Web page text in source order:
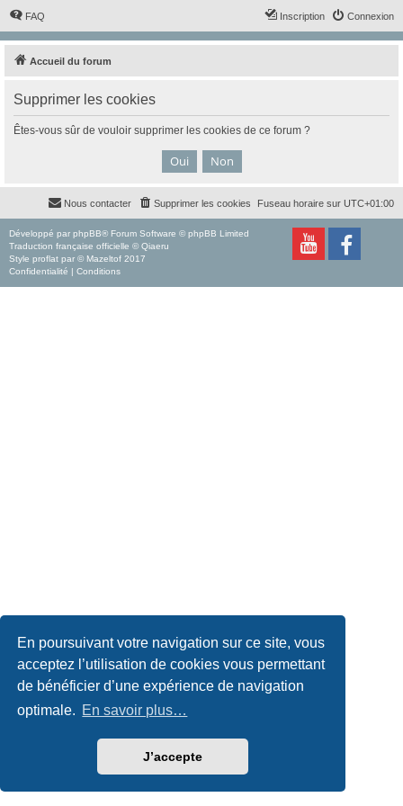
En poursuivant votre navigation sur ce site, vous
acceptez l’utilisation de cookies vous permettant
de bénéficier d’une expérience de navigation
optimale. En savoir plus…
J’accepte
FAQ Connexion
Inscription
Accueil du forum
Supprimer les cookies
Êtes-vous sûr de vouloir supprimer les cookies de ce forum ?
Fuseau horaire sur UTC+01:00
Supprimer les cookies
Nous contacter
Développé par phpBB® Forum Software © phpBB Limited
Traduction française officielle © Qiaeru
Style proflat par © Mazeltof 2017
Confidentialité | Conditions